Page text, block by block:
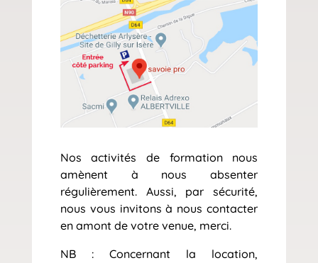
Nos activités de formation nous
amènent à nous absenter
régulièrement. Aussi, par sécurité,
nous vous invitons à nous contacter
en amont de votre venue, merci.
NB : Concernant la location,